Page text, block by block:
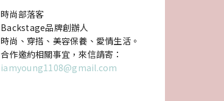
時尚部落客
Backstage品牌創辦人
時尚、穿搭、美容保養、愛情生活。
合作邀約相關事宜，來信請寄：
iamyoung1108@gmail.com